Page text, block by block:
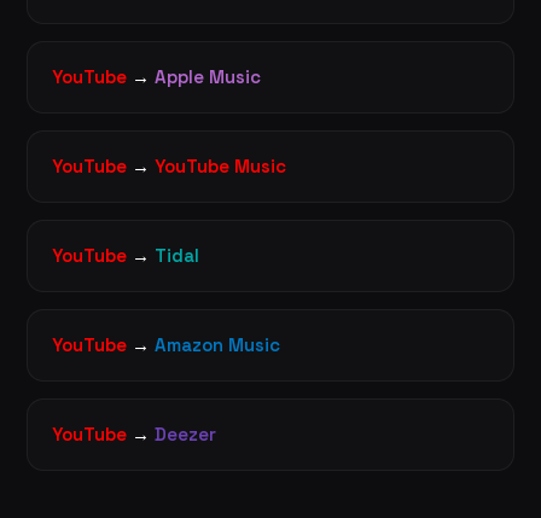
YouTube → Apple Music
YouTube → YouTube Music
YouTube → Tidal
YouTube → Amazon Music
YouTube → Deezer